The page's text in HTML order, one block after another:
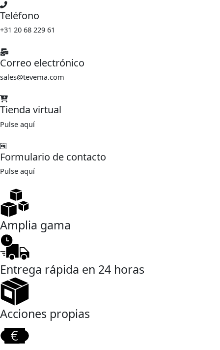
Teléfono
+31 20 68 229 61
Correo electrónico
sales@tevema.com
Tienda virtual
Pulse aquí
Formulario de contacto
Pulse aquí
Amplia gama
Entrega rápida en 24 horas
Acciones propias